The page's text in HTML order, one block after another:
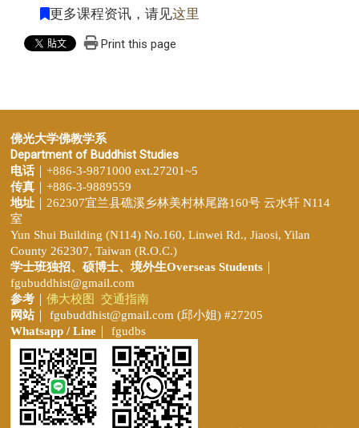
更多课程资讯，请见这里
Print this page
佛光大学佛教学系
Department of Buddhist Studies
电话 ｜+886-3-9871000 ext.27201~5
传真 ｜+886-3-9889559
地址 ｜262307宜兰县礁溪乡林美村林尾路160号 云水轩 N114
室
Yun Shui Building (N114) No.160, Linwei Rd., Jiaosi, Yilan
County 262307, Taiwan (R.O.C.)
学士班独招、 硕博士、境外生Overseas Students
fgubuddhist@gmail.com
参考
佛大校图
交通指南
网站｜ fgubuddhist@gmail.com (邱小姐) #27205
Whatsapp / Line ｜ fgudbs